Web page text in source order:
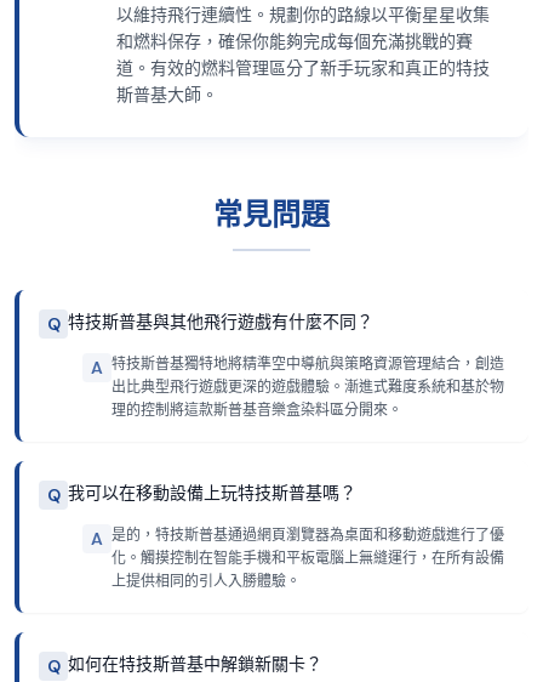
以維持飛行連續性。規劃你的路線以平衡星星收集
和燃料保存，確保你能夠完成每個充滿挑戰的賽
道。有效的燃料管理區分了新手玩家和真正的特技
斯普基大師。
常見問題
Q 特技斯普基與其他飛行遊戲有什麼不同？
A 特技斯普基獨特地將精準空中導航與策略資源管理結合，創造
出比典型飛行遊戲更深的遊戲體驗。漸進式難度系統和基於物
理的控制將這款斯普基音樂盒染料區分開來。
Q 我可以在移動設備上玩特技斯普基嗎？
A 是的，特技斯普基通過網頁瀏覽器為桌面和移動遊戲進行了優
化。觸摸控制在智能手機和平板電腦上無縫運行，在所有設備
上提供相同的引人入勝體驗。
Q 如何在特技斯普基中解鎖新關卡？